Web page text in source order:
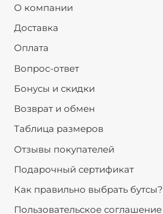
О компании
Доставка
Оплата
Вопрос-ответ
Бонусы и скидки
Возврат и обмен
Таблица размеров
Отзывы покупателей
Подарочный сертификат
Как правильно выбрать бутсы?
Пользовательское соглашение